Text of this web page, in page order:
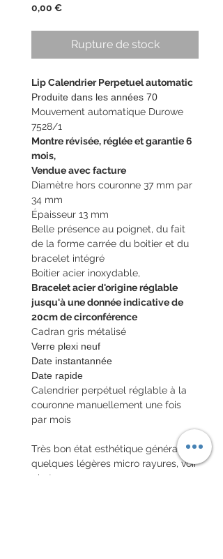
0,00 €Prix
Rupture de stock
Lip Calendrier Perpetuel automatic
Produite dans les années 70
Mouvement automatique Durowe
7528/1
Montre révisée, réglée et garantie 6
mois,
Vendue avec facture
Diamètre hors couronne 37 mm par
34 mm
Épaisseur 13 mm
Belle présence au poignet, du fait
de la forme carrée du boitier et du
bracelet intégré
Boitier acier inoxydable,
Bracelet acier d'origine réglable
jusqu'à une donnée indicative de
20cm de circonférence
Cadran gris métalisé
Verre plexi neuf
Date instantannée
Date rapide
Calendrier perpétuel réglable à la
couronne manuellement une fois
par mois
Très bon état esthétique général,
quelques légères micro rayures, voir
photos